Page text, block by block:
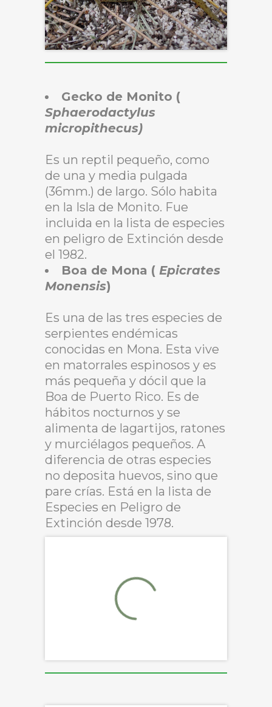
Gecko de Monito (
Sphaerodactylus
micropithecus)
Es un reptil pequeño, como
de una y media pulgada
(36mm.) de largo. Sólo habita
en la Isla de Monito. Fue
incluida en la lista de especies
en peligro de Extinción desde
el 1982.
Boa de Mona ( Epicrates
Monensis)
Es una de las tres especies de
serpientes endémicas
conocidas en Mona. Esta vive
en matorrales espinosos y es
más pequeña y dócil que la
Boa de Puerto Rico. Es de
hábitos nocturnos y se
alimenta de lagartijos, ratones
y murciélagos pequeños. A
diferencia de otras especies
no deposita huevos, sino que
pare crías. Está en la lista de
Especies en Peligro de
Extinción desde 1978.